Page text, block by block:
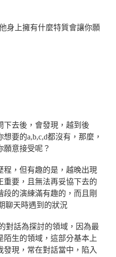
身上擁有什麼特質會讓你願
下去後，會發現，越到後
要的a,b,c,d都沒有，那麼，
願意接受呢？
程，但有趣的是，越晚出現
重要，且無法再妥協下去的
的演練滿有趣的，而且剛
聊天時遇到的狀況
對話為探討的領域，因為最
陌生的領域，這部分基本上
發現，常在對話當中，陷入